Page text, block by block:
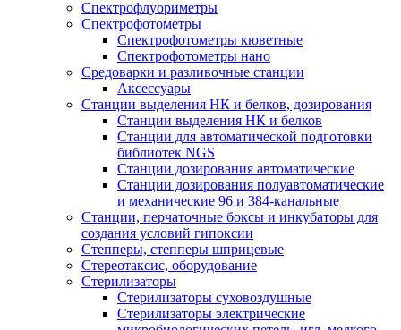
Спектрофлуориметры
Спектрофотометры
Спектрофотометры кюветные
Спектрофотометры нано
Средоварки и разливочные станции
Аксессуары
Станции выделения НК и белков, дозирования
Станции выделения НК и белков
Станции для автоматической подготовки
библиотек NGS
Станции дозирования автоматические
Станции дозирования полуавтоматические
и механические 96 и 384-канальные
Станции, перчаточные боксы и инкубаторы для
создания условий гипоксии
Степперы, степперы шприцевые
Стереотаксис, оборудование
Стерилизаторы
Стерилизаторы суховоздушные
Стерилизаторы электрические